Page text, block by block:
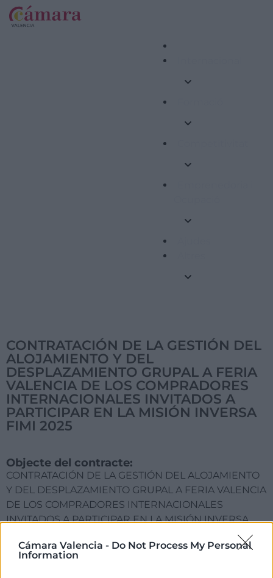
Cámara Valencia - Do Not Process My Personal
Information
CONTRATACIÓN DE LA GESTIÓN DEL
ALOJAMIENTO Y DEL
DESPLAZAMIENTO GRUPAL A FERIA
VALENCIA DE LOS COMPRADORES
INTERNACIONALES INVITADOS A
PARTICIPAR EN LA MISIÓN INVERSA
FIMI 2025
Objecte del contracte:
CONTRATACIÓN DE LA GESTIÓN DEL ALOJAMIENTO
Y DEL DESPLAZAMIENTO GRUPAL A FERIA VALENCIA
DE LOS COMPRADORES INTERNACIONALES
INVITADOS A PARTICIPAR EN LA MISIÓN INVERSA
Acord d'Adjudicació: